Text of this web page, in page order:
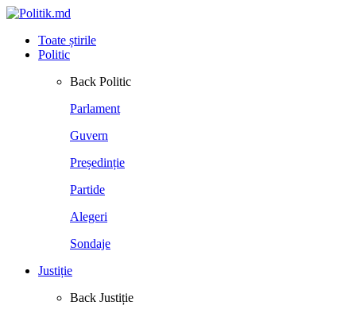
Toate știrile
Politic
Back Politic
Parlament
Guvern
Președinție
Partide
Alegeri
Sondaje
Justiție
Back Justiție